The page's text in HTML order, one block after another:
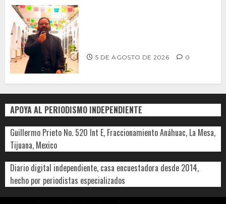
5 DE AGOSTO DE 2026 0
APOYA AL PERIODISMO INDEPENDIENTE
Guillermo Prieto No. 520 Int E, Fraccionamiento Anáhuac, La Mesa,
Tijuana, Mexico
Diario digital independiente, casa encuestadora desde 2014,
hecho por periodistas especializados